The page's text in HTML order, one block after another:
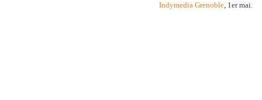
Indymedia Grenoble, 1er mai.